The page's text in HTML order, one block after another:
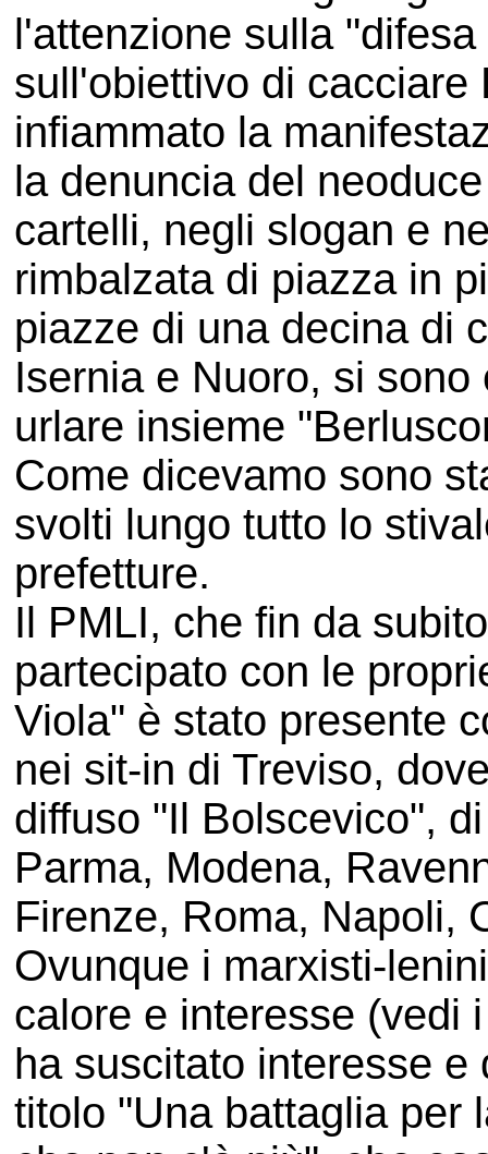
l'attenzione sulla
sull'obiettivo di cacciare
infiammato la
la denuncia del
cartelli, negli slogan e
rimbalzata di piazza in
piazze di una decina di
Isernia e Nuoro, si
urlare insieme
Come dicevamo sono
svolti lungo tutto lo
prefetture.
Il PMLI, che fin da
partecipato con le
Viola" è stato presente
nei sit-in di Treviso,
diffuso "Il Bolscevico",
Parma, Modena,
Firenze, Roma, Napoli,
Ovunque i marxisti-
calore e interesse (vedi
ha suscitato interesse
titolo "Una battaglia per